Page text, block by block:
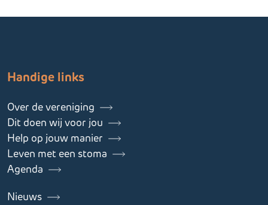
Handige links
Over de vereniging
Dit doen wij voor jou
Help op jouw manier
Leven met een stoma
Agenda
Nieuws